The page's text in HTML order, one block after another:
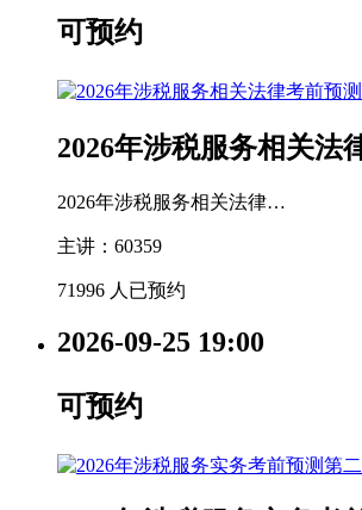
可预约
2026年涉税服务相关法
2026年涉税服务相关法律…
主讲：60359
71996 人已预约
2026-09-25 19:00
可预约